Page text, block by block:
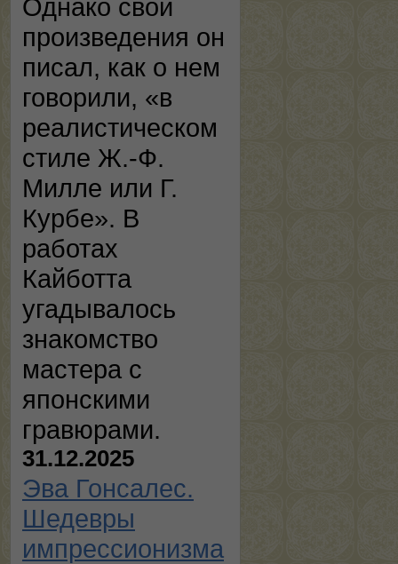
Однако свои
произведения он
писал, как о нем
говорили, «в
реалистическом
стиле Ж.-Ф.
Милле или Г.
Курбе». В
работах
Кайботта
угадывалось
знакомство
мастера с
японскими
гравюрами.
31.12.2025
Эва Гонсалес.
Шедевры
импрессионизма